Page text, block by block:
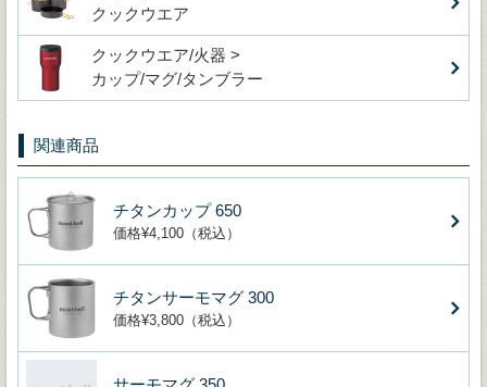
クックウエア
クックウエア/火器 >
カップ/マグ/タンブラー
関連商品
チタンカップ 650
価格¥4,100（税込）
チタンサーモマグ 300
価格¥3,800（税込）